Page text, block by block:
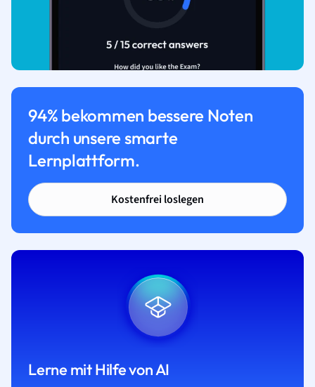
94% bekommen bessere Noten
durch unsere smarte
Lernplattform.
Kostenfrei loslegen
Lerne mit Hilfe von AI